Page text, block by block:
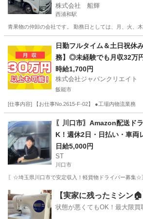
株式会社 船輝
西浦和駅
青果物の仲卸の会社です。 勤務日としては、月、火、
さいたま市 西浦和駅 ドライバー
日勤フルタイム＆土日祝休
務】◎未経験でも月収32万
ム寮完備！
時給1,700円
株式会社ジャパンクリエイト
飯能市
[仕事内容] 【お仕事No.2615-F-02】 ●工場内物流業
その他
〖川口市〗Amazon配送ド
K！週休2日・日払い・車
日給5,000円
ST
川口市
〖☆埼玉県川口市で安定収入！軽貨物ドライバー募集
川口市 ドライバー Amazon
【実家に残ったミシン🏠
状態が悪くてもOK！最大限買